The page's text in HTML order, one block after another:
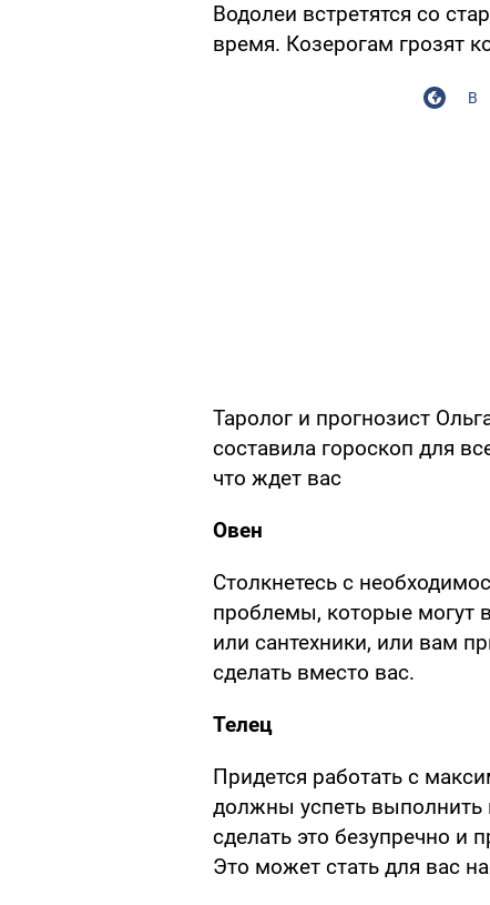
Водолеи встретятся со
время. Козерогам грозят
Таролог и прогнозист
составила гороскоп для
что ждет вас
Овен
Столкнетесь с
проблемы, которые могут
или сантехники, или вам
сделать вместо вас.
Телец
Придется работать с
должны успеть выполнить
сделать это безупречно и
Это может стать для вас